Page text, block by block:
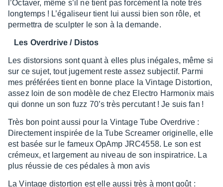
l’Oc­ta­ver, même s’il ne tient pas forcé­ment la note très
long­temps ! L’éga­li­seur tient lui aussi bien son rôle, et
permet­tra de sculp­ter le son à la demande.
Les Over­drive / Distos
Les distor­sions sont quant à elles plus inégales, même si
sur ce sujet, tout juge­ment reste assez subjec­tif. Parmi
mes préfé­rées tient en bonne place la Vintage Distor­tion,
assez loin de son modèle de chez Elec­tro Harmo­nix mais
qui donne un son fuzz 70’s très percu­tant ! Je suis fan !
Très bon point aussi pour la Vintage Tube Over­drive :
Direc­te­ment inspi­rée de la Tube Screa­mer origi­nelle, elle
est basée sur le fameux OpAmp JRC4558. Le son est
crémeux, et large­ment au niveau de son inspi­ra­trice. La
plus réus­sie de ces pédales à mon avis
La Vintage distor­tion est elle aussi très à mont goût :